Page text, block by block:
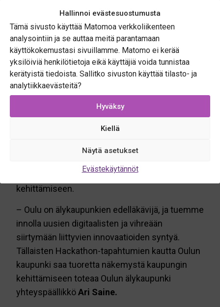
Hallinnoi evästesuostumusta
Tämä sivusto käyttää Matomoa verkkoliikenteen
analysointiin ja se auttaa meitä parantamaan
käyttökokemustasi sivuillamme. Matomo ei kerää
yksilöiviä henkilötietoja eikä käyttäjiä voida tunnistaa
kerätyistä tiedoista. Sallitko sivuston käyttää tilasto- ja
analytiikkaevästeitä?
Hyväksy
Kiellä
Näytä asetukset
Evästekäytännöt
luovasti tekoälyä, data-analytiikkaa ja älykästä
infrastruktuuria. Ratkaisujen laatu oli
erinomainen, ja erityisesti tiimien kyky
hyödyntää paikkatietoa ja teknologiaa oli
vaikuttavaa, Palmunen sanoo.
Oulun seudun ja Oulun Innovaatioallianssin
vahvuuksia ovat muun muassa
konnektiviteettiosaaminen (6G), huippuluokan
drone-infrastruktuuri, edistyksellinen
paikkatieto-osaaminen ja dynaaminen
ainutlaatuisen alustan älykaupunkiratkaisujen
kehittämiseen.
– Oulu on älykaupunkien edelläkävijä, ja tuemme
innolla uusien digitaalisten ja vihreään
siirtymään liittyvien innovaatioiden syntyä.
Tällaisten Hackathon-tapahtumien kautta Oulun
kaupunki saa tuoretta näkemystä kaupungin
kehittämiseen toteaa Oulun älykaupunki
yhteyspäällikköAri Saine.